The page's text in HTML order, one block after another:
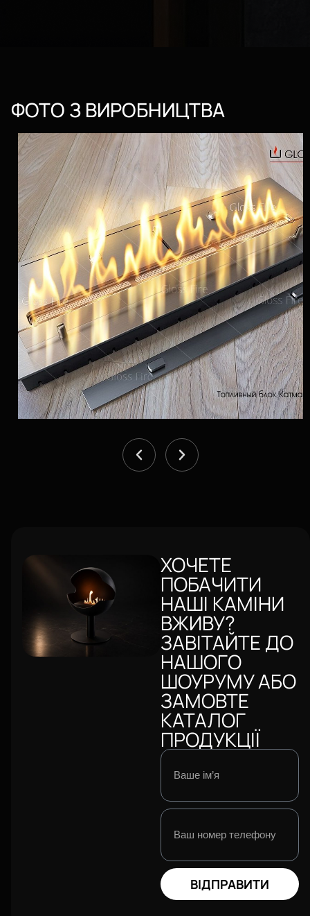
ФОТО З ВИРОБНИЦТВА
ХОЧЕТЕ
ПОБАЧИТИ
НАШІ КАМІНИ
ВЖИВУ?
ЗАВІТАЙТЕ ДО
НАШОГО
ШОУРУМУ АБО
ЗАМОВТЕ
КАТАЛОГ
ПРОДУКЦІЇ
ВІДПРАВИТИ